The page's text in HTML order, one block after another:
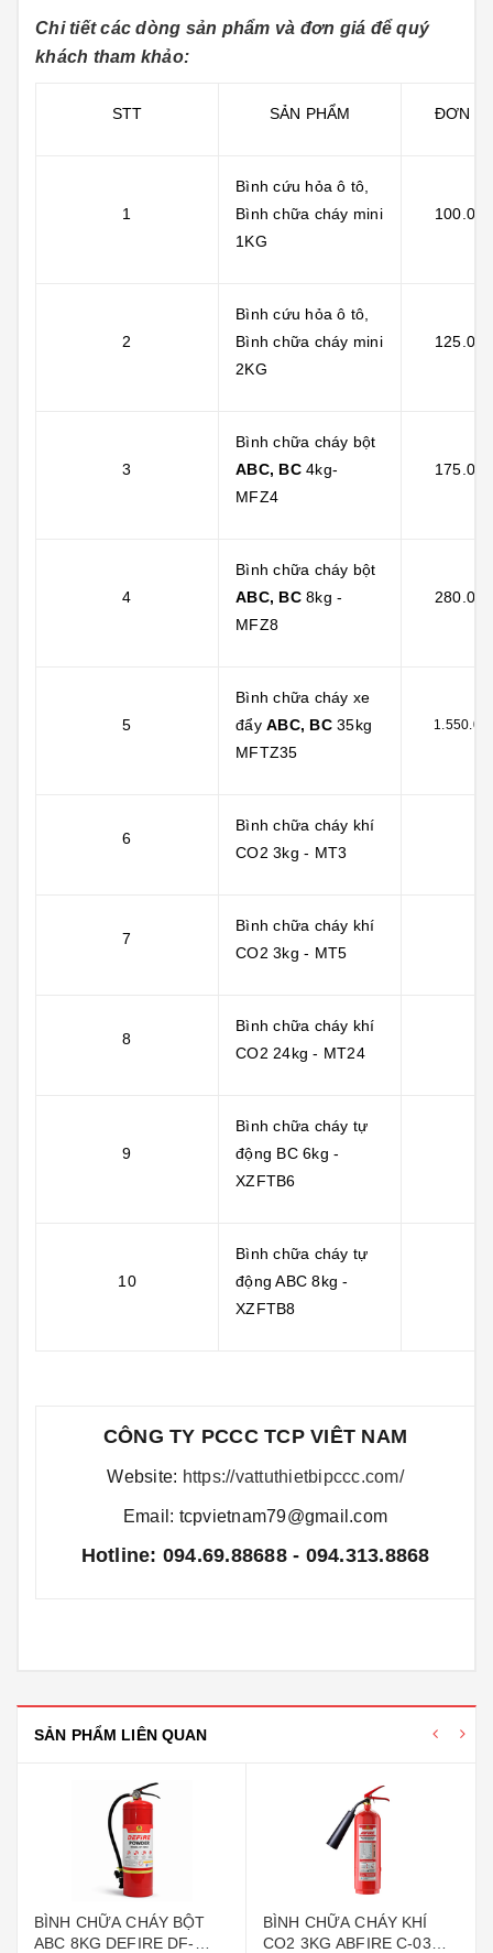
Chi tiết các dòng sản phẩm và đơn giá để quý
khách tham khảo:
STT SẢN PHẨM ĐƠN
1
Bình cứu hỏa ô tô,
Bình chữa cháy mini
1KG
2
Bình cứu hỏa ô tô,
Bình chữa cháy mini
2KG
3
Bình chữa cháy bột
ABC, BC4kg-
MFZ4
4
Bình chữa cháy bột
ABC, BC8kg -
MFZ8
5
Bình chữa cháy xe
đẩy ABC, BC 35kg
MFTZ35
6
Bình chữa cháy khí
CO2 3kg - MT3
7
Bình chữa cháy khí
CO2 3kg - MT5
8
Bình chữa cháy khí
CO2 24kg - MT24
9
Bình chữa cháy tự
động BC 6kg -
XZFTB6
10
Bình chữa cháy tự
động ABC 8kg -
XZFTB8
CÔNG TY PCCC TCP VIÊT NAM
Website: https://vattuthietbipccc.com/
Email: tcpvietnam79@gmail.com
Hotline: 094.69.88688 - 094.313.8868
SẢN PHẨM LIÊN QUAN
BÌNH CHỮA CHÁY BỘT
ABC 8KG DEFIRE DF-
BÌNH CHỮA CHÁY KHÍ
CO2 3KG ABFIRE C-03